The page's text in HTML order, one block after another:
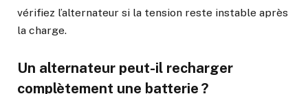
vérifiez l’alternateur si la tension reste instable après
la charge.
Un alternateur peut-il recharger
complètement une batterie ?